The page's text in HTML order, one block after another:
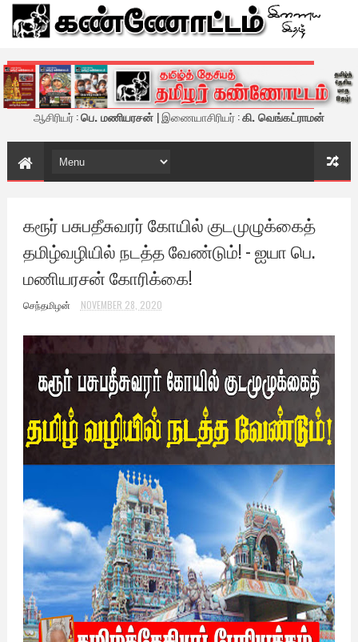
கண்ணோட்டம் - இணைய இதழ்
ஆசிரியர் :பெ. மணியரசன் | இணையாசிரியர் :கி. வெங்கட்ராமன்
கரூர் பசுபதீசுவரர் கோயில் குடமுழுக்கைத்
தமிழ்வழியில் நடத்த வேண்டும்! - ஐயா பெ.
மணியரசன் கோரிக்கை!
செந்தமிழன் NOVEMBER 28, 2020